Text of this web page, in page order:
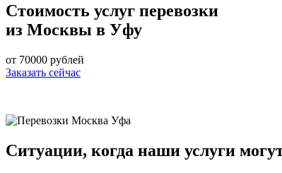
Стоимость услуг перевозки
из Москвы в Уфу
от 70000 рублей
Заказать сейчас
Ситуации, когда наши услуги